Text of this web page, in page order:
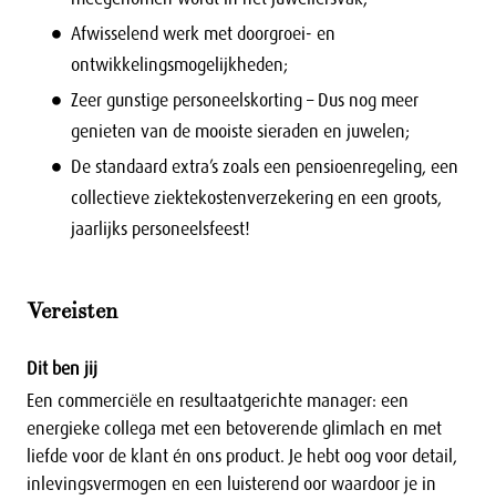
Afwisselend werk met doorgroei- en
ontwikkelingsmogelijkheden;
Zeer gunstige personeelskorting – Dus nog meer
genieten van de mooiste sieraden en juwelen;
De standaard extra’s zoals een pensioenregeling, een
collectieve ziektekostenverzekering en een groots,
jaarlijks personeelsfeest!
Vereisten
Dit ben jij
Een commerciële en resultaatgerichte manager: een
energieke collega met een betoverende glimlach en met
liefde voor de klant én ons product. Je hebt oog voor detail,
inlevingsvermogen en een luisterend oor waardoor je in